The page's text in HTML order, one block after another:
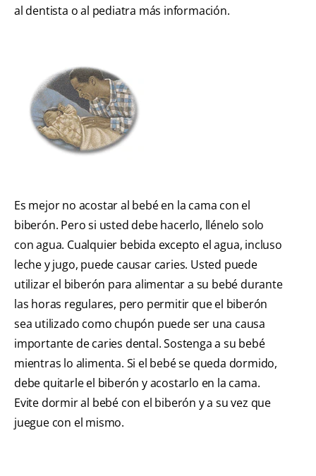
al dentista o al pediatra más información.
Es mejor no acostar al bebé en la cama con el
biberón. Pero si usted debe hacerlo, llénelo solo
con agua. Cualquier bebida excepto el agua, incluso
leche y jugo, puede causar caries. Usted puede
utilizar el biberón para alimentar a su bebé durante
las horas regulares, pero permitir que el biberón
sea utilizado como chupón puede ser una causa
importante de caries dental. Sostenga a su bebé
mientras lo alimenta. Si el bebé se queda dormido,
debe quitarle el biberón y acostarlo en la cama.
Evite dormir al bebé con el biberón y a su vez que
juegue con el mismo.